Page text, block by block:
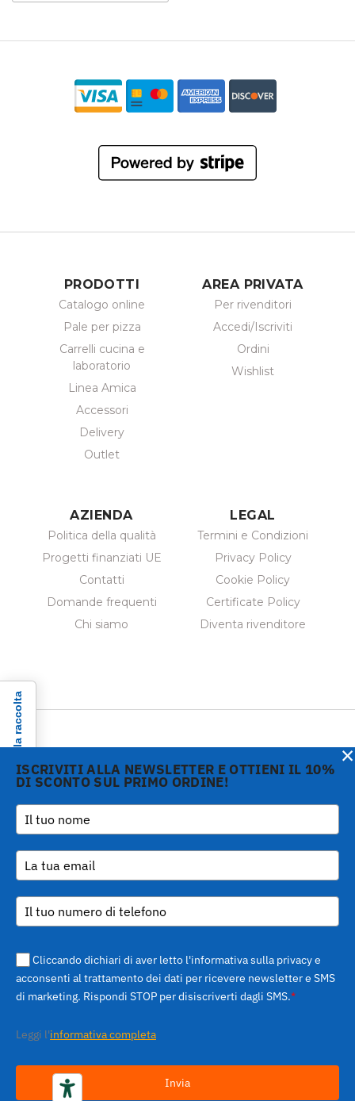
PRODOTTI
Catalogo online
Pale per pizza
Carrelli cucina e
laboratorio
Linea Amica
Accessori
Delivery
Outlet
AREA PRIVATA
Per rivenditori
Accedi/Iscriviti
Ordini
Wishlist
AZIENDA
Politica della qualità
Progetti finanziati UE
Contatti
Domande frequenti
Chi siamo
LEGAL
Termini e Condizioni
Privacy Policy
Cookie Policy
Certificate Policy
Diventa rivenditore
Copyright © 2026 Gi.Metal
srl - VAT no. 01888690979
Via Croce Rossa 1/C - 51037
Montale PT
Telefono :+39 0573
1943680-
UI v. 0.0.240 prod
(gde890d5 15/07/26tag
Tutto quello che serve per fare la pizza
Le tue preferenze relative alla privacy
Informativa sulla raccoltaISCRIVITI ALLA NEWSLETTER E OTTIENI IL 10%
DI SCONTO SUL PRIMO ORDINE!
Cliccando dichiari di aver letto l'informativa sulla privacy e
acconsenti al trattamento dei dati per ricevere newsletter e SMS
di marketing. Rispondi STOP per disiscriverti dagli SMS.*
Leggi l'informativa completa
Invia
×